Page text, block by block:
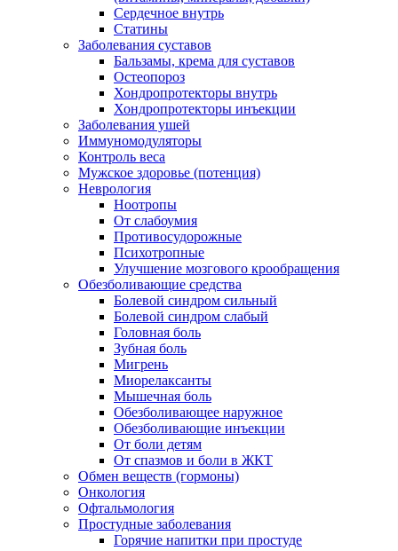
Сердечное внутрь
Статины
Заболевания суставов
Бальзамы, крема для суставов
Остеопороз
Хондропротекторы внутрь
Хондропротекторы инъекции
Заболевания ушей
Иммуномодуляторы
Контроль веса
Мужское здоровье (потенция)
Неврология
Ноотропы
От слабоумия
Противосудорожные
Психотропные
Улучшение мозгового крообращения
Обезболивающие средства
Болевой синдром сильный
Болевой синдром слабый
Головная боль
Зубная боль
Мигрень
Миорелаксанты
Мышечная боль
Обезболивающее наружное
Обезболивающие инъекции
От боли детям
От спазмов и боли в ЖКТ
Обмен веществ (гормоны)
Онкология
Офтальмология
Простудные заболевания
Горячие напитки при простуде